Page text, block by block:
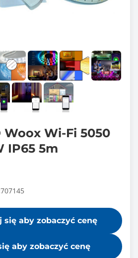
Woox Wi-Fi 5050
IP65 5m
707145
się aby zobaczyć cenę
aby zobaczyć cenę